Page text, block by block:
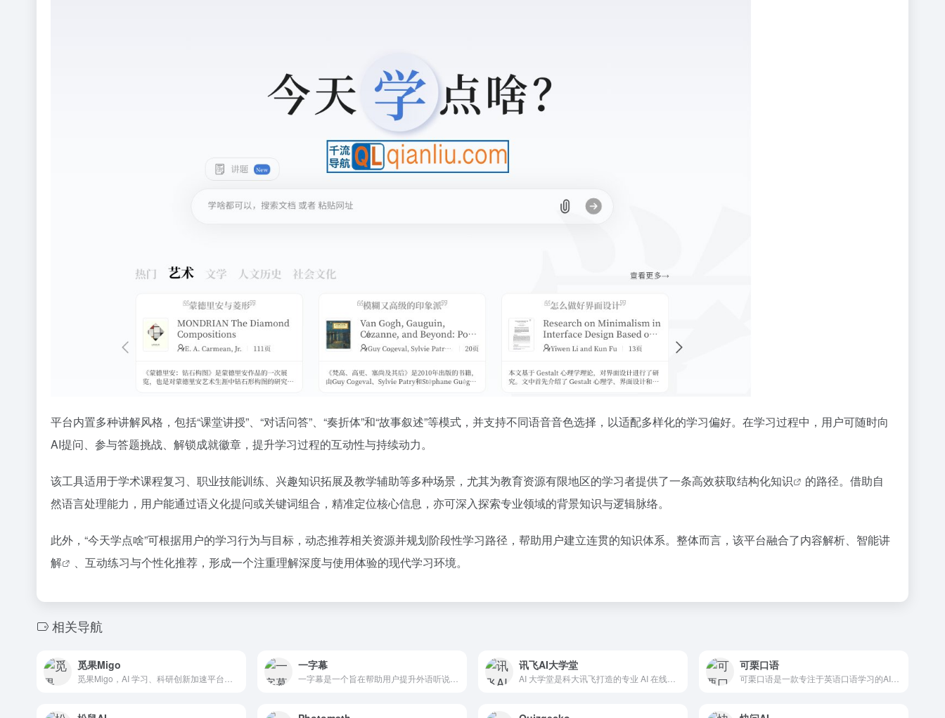
平台内置多种讲解风格，包括“课堂讲授”、“对话问答”、“奏折体”和“故事叙述”等模式，并支持不同语音音色选择，以适配多样化的学习偏好。在学习过程中，用户可随时向
AI提问、参与答题挑战、解锁成就徽章，提升学习过程的互动性与持续动力。
该工具适用于学术课程复习、职业技能训练、兴趣知识拓展及教学辅助等多种场景，尤其为教育资源有限地区的学习者提供了一条高效获取结构化知识
的路径。借助自
然语言处理能力，用户能通过语义化提问或关键词组合，精准定位核心信息，亦可深入探索专业领域的背景知识与逻辑脉络。
此外，“今天学点啥”可根据用户的学习行为与目标，动态推荐相关资源并规划阶段性学习路径，帮助用户建立连贯的知识体系。整体而言，该平台融合了内容解析、 智能讲
解
、互动练习与个性化推荐，形成一个注重理解深度与使用体验的现代学习环境。
相关导航
觅果Migo 一字幕 讯飞AI大学堂 可栗口语